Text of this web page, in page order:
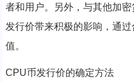
者和用户。另外，与其他加
发行价带来积极的影响，通
值。
CPU币发行价的确定方法